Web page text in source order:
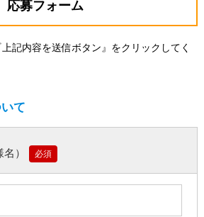
応募フォーム
記内容を送信ボタン』をクリックしてく
て
） 必須